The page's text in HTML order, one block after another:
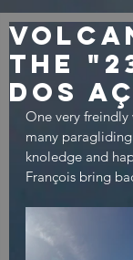
the
dos
One very
many
knoledge and
François bring